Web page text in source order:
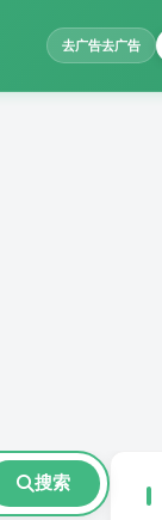
去广告去广告
搜索